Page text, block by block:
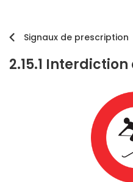
Signaux de prescription
2.15.1